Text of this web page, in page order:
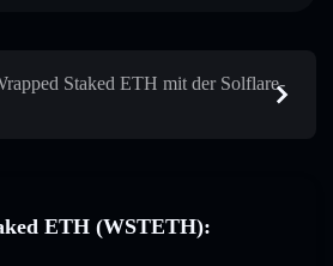
Staked ETH mit der Solflare-
ETH (WSTETH):